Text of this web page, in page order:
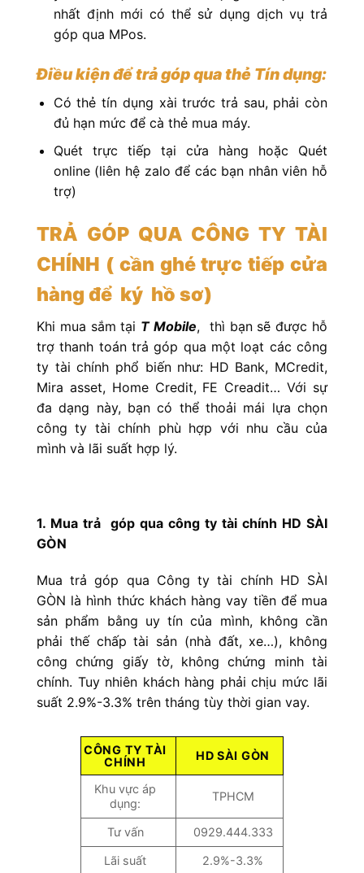
nhất định mới có thể sử dụng dịch vụ trả
góp qua MPos.
Điều kiện để trả góp qua thẻ Tín dụng:
Có thẻ tín dụng xài trước trả sau, phải còn
đủ hạn mức để cà thẻ mua máy.
Quét trực tiếp tại cửa hàng hoặc Quét
online (liên hệ zalo để các bạn nhân viên hỗ
trợ)
TRẢ GÓP QUA CÔNG TY TÀI
CHÍNH ( cần ghé trực tiếp cửa
hàng để ký hồ sơ)
Khi mua sắm tại T Mobile, thì bạn sẽ được hỗ
trợ thanh toán trả góp qua một loạt các công
ty tài chính phổ biến như: HD Bank, MCredit,
Mira asset, Home Credit, FE Creadit… Với sự
đa dạng này, bạn có thể thoải mái lựa chọn
công ty tài chính phù hợp với nhu cầu của
mình và lãi suất hợp lý.
1. Mua trả góp qua công ty tài chính HD SÀI
GÒN
Mua trả góp qua Công ty tài chính HD SÀI
GÒN là hình thức khách hàng vay tiền để mua
sản phẩm bằng uy tín của mình, không cần
phải thế chấp tài sản (nhà đất, xe…), không
công chứng giấy tờ, không chứng minh tài
chính. Tuy nhiên khách hàng phải chịu mức lãi
suất 2.9%-3.3% trên tháng tùy thời gian vay.
CÔNG TY TÀI
CHÍNH
HD SÀI GÒN
Khu vực áp
dụng:
TPHCM
Tư vấn 0929.444.333
Lãi suất 2.9%-3.3%